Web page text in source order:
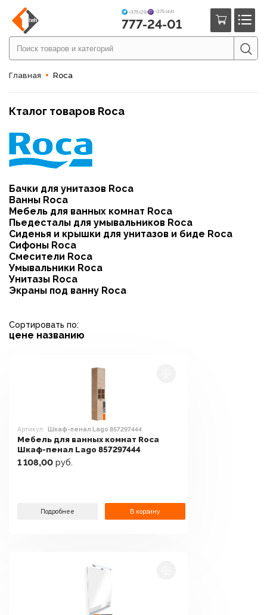
+375 (29) +375 (44)
777-24-01
Главная Roca
Кталог товаров Roca
Бачки для унитазов Roca
Ванны Roca
Мебель для ванных комнат Roca
Пьедесталы для умывальников Roca
Сиденья и крышки для унитазов и биде Roca
Сифоны Roca
Смесители Roca
Умывальники Roca
Унитазы Roca
Экраны под ванну Roca
Сортировать по:
цене названию
Артикул: Шкаф-пенал Lago 857297444
Мебель для ванных комнат Roca
Шкаф-пенал Lago 857297444
1 108,00 руб.
Подробнее В корзину